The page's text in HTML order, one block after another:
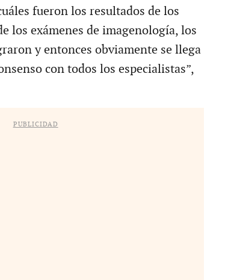
fueron los resultados de los
los exámenes de imagenología, los
y entonces obviamente se llega
con todos los especialistas”,
PUBLICIDAD